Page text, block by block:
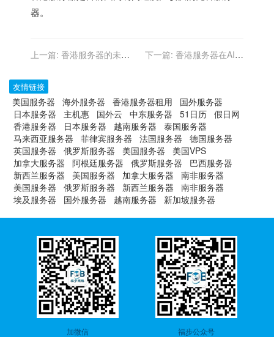
器。
上一篇: 香港服务器的未来
下一篇: 香港服务器在AI视
友情链接
美国服务器 海外服务器 香港服务器租用
国外服务器
日本服务器
主机惠 国外云 中东服务器 51日历 假日网
香港服务器
日本服务器 越南服务器
泰国服务器
马来西亚服务器
菲律宾服务器 法国服务器
德国服务器
英国服务器
俄罗斯服务器 美国服务器
美国VPS
加拿大服务器
阿根廷服务器 俄罗斯服务器
巴西服务器
新西兰服务器
美国服务器 加拿大服务器
南非服务器
美国服务器
俄罗斯服务器 新西兰服务器
南非服务器
埃及服务器
国外服务器 越南服务器 新加坡服务器
加微信 福步公众号